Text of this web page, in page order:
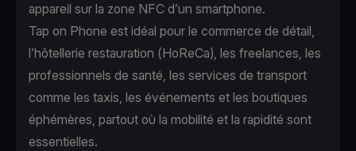
appareil sur la zone NFC d’un smartphone.
Tap on Phone est idéal pour le commerce de détail,
l’hôtellerie restauration (HoReCa), les freelances, les
professionnels de santé, les services de transport
comme les taxis, les événements et les boutiques
éphémères, partout où la mobilité et la rapidité sont
essentielles.